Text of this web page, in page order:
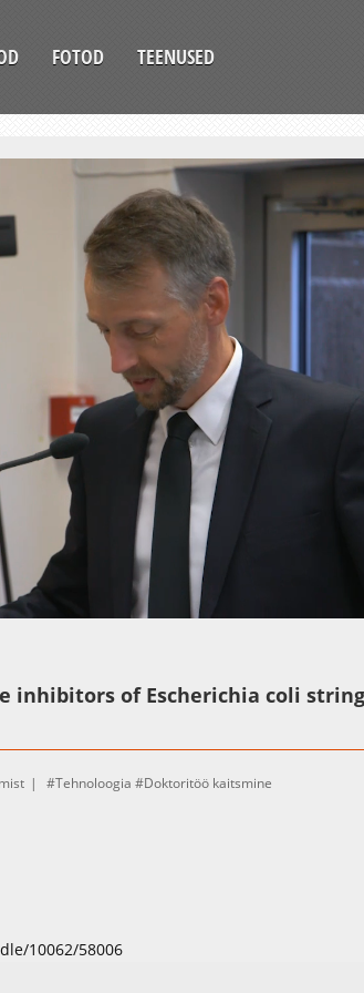
FOTOD TEENUSED
inhibitors of Escherichia coli
Tehnoloogia Doktoritöö kaitsmine
Germany
10062/58006